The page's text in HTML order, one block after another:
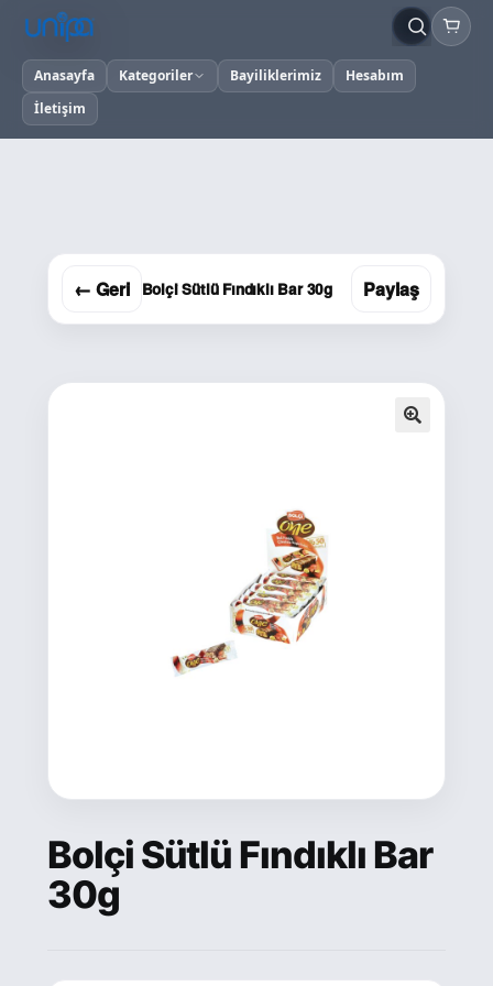
Anasayfa Kategoriler Bayiliklerimiz
Hesabım
İletişim
← Geri Bolçi Sütlü Fındıklı Bar 30g Paylaş
Bolçi Sütlü Fındıklı Bar
30g